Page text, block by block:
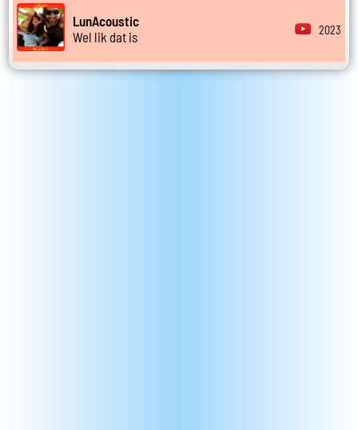
LunAcoustic
Wel lik dat is
2023